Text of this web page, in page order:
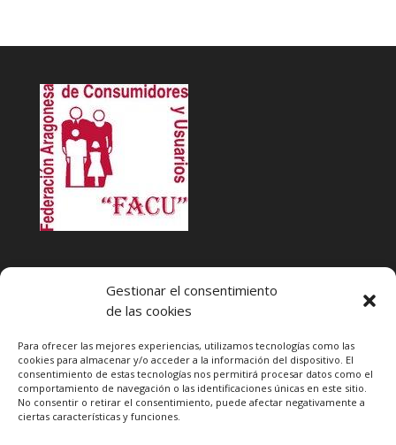
Gestionar el consentimiento
de las cookies
Para ofrecer las mejores experiencias, utilizamos tecnologías como las
cookies para almacenar y/o acceder a la información del dispositivo. El
consentimiento de estas tecnologías nos permitirá procesar datos como el
comportamiento de navegación o las identificaciones únicas en este sitio.
No consentir o retirar el consentimiento, puede afectar negativamente a
ciertas características y funciones.
MARTES Y JUEVES de17:00 a 20 horas
Teléfono de contacto976 13 47 92
Federación Aragonesa Consumidores y Usuarios. FACU
Calle Leopoldo Romeo, 30 local